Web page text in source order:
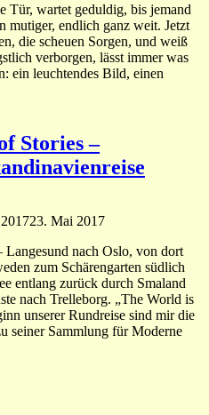
Tür, wartet geduldig, bis jemand
mutiger, endlich ganz weit. Jetzt
die scheuen Sorgen, und weiß
verborgen, lässt immer was
ein leuchtendes Bild, einen
Stories –
23. Mai 2017
nach Oslo, von dort
zum Schärengarten südlich
entlang zurück durch Smaland
nach Trelleborg. „The World is
unserer Rundreise sind mir die
seiner Sammlung für Moderne